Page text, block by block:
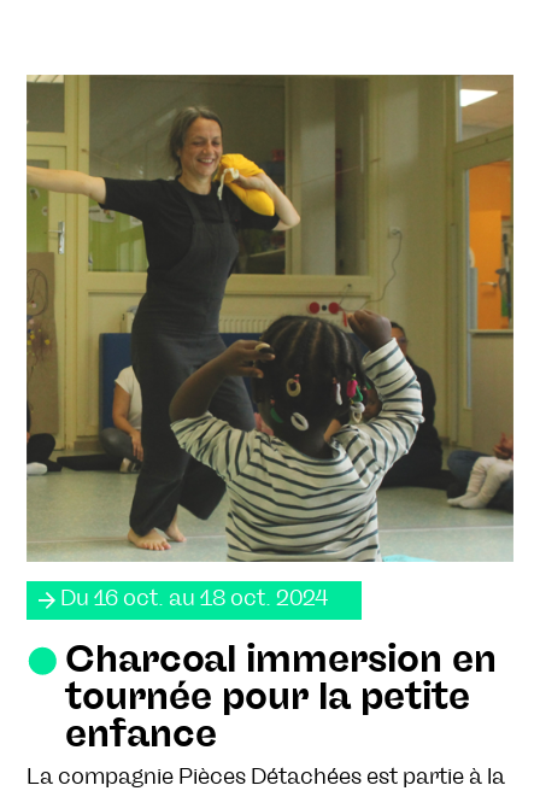
Du 16 oct. au 18 oct. 2024
Charcoal immersion en
tournée pour la petite
enfance
La compagnie Pièces Détachées est partie à la